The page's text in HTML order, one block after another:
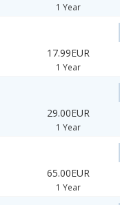
1 Year
17.99EUR
1 Year
29.00EUR
1 Year
65.00EUR
1 Year